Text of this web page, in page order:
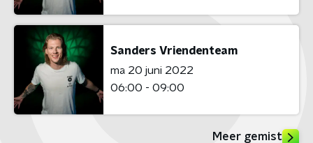
Sanders Vriendenteam
ma 20 juni 2022
06:00 - 09:00
Meer gemist